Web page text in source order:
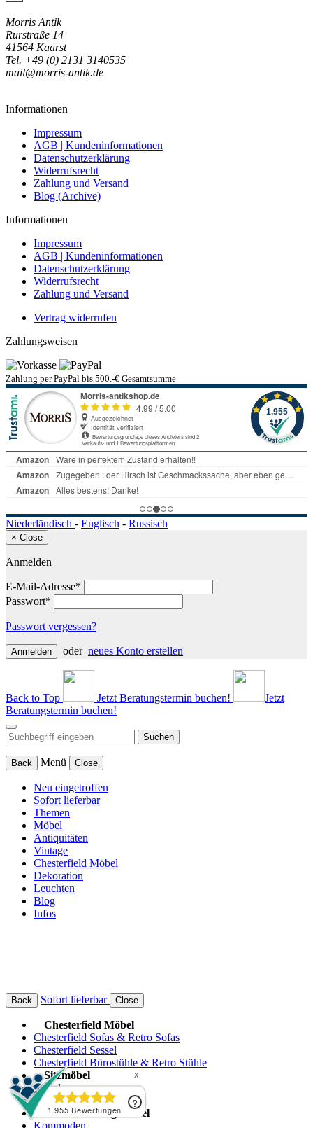
Morris Antik
Rurstraße 14
41564 Kaarst
Tel. +49 (0) 2131 3140535
mail@morris-antik.de
Informationen
Impressum
AGB | Kundeninformationen
Datenschutzerklärung
Widerrufsrecht
Zahlung und Versand
Blog (Archive)
Informationen
Impressum
AGB | Kundeninformationen
Datenschutzerklärung
Widerrufsrecht
Zahlung und Versand
Vertrag widerrufen
Zahlungsweisen
Zahlung per PayPal bis 500.-€ Gesamtsumme
Niederländisch - Englisch - Russisch
× Close
Anmelden
E-Mail-Adresse*
Passwort*
Passwort vergessen?
Anmelden oder neues Konto erstellen
Back to Top Jetzt Beratungstermin buchen!
Jetzt
Beratungstermin buchen!
Suchen
Back Menü Close
Neu eingetroffen
Sofort lieferbar
Themen
Möbel
Antiquitäten
Vintage
Chesterfield Möbel
Dekoration
Leuchten
Blog
Infos
Back Sofort lieferbar Close
Chesterfield Möbel
Chesterfield Sofas & Retro Sofas
Chesterfield Sessel
Chesterfield Bürostühle & Retro Stühle
Sitzmöbel
Sessel
Stühle
Aufbewahrungsmöbel
Kommoden